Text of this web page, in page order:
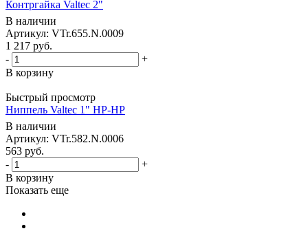
Контргайка Valtec 2"
В наличии
Артикул: VTr.655.N.0009
1 217 руб.
-
+
В корзину
Быстрый просмотр
Ниппель Valtec 1" НР-НР
В наличии
Артикул: VTr.582.N.0006
563 руб.
-
+
В корзину
Показать еще